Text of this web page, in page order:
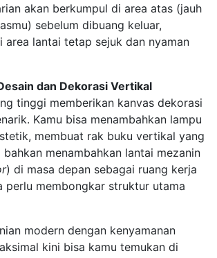
akan berkumpul di area atas (jauh
sebelum dibuang keluar,
area lantai tetap sejuk dan nyaman
dan Dekorasi Vertikal
tinggi memberikan kanvas dekorasi
Kamu bisa menambahkan lampu
membuat rak buku vertikal yang
menambahkan lantai mezanin
) di masa depan sebagai ruang kerja
perlu membongkar struktur utama
modern dengan kenyamanan
kini bisa kamu temukan di